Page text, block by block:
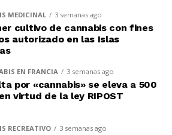
MEDICINAL 3 semanas ago
cultivo de cannabis con fines
autorizado en las Islas
EN FRANCIA 3 semanas ago
por «cannabis» se eleva a 500
virtud de la ley RIPOST
RECREATIVO 3 semanas ago